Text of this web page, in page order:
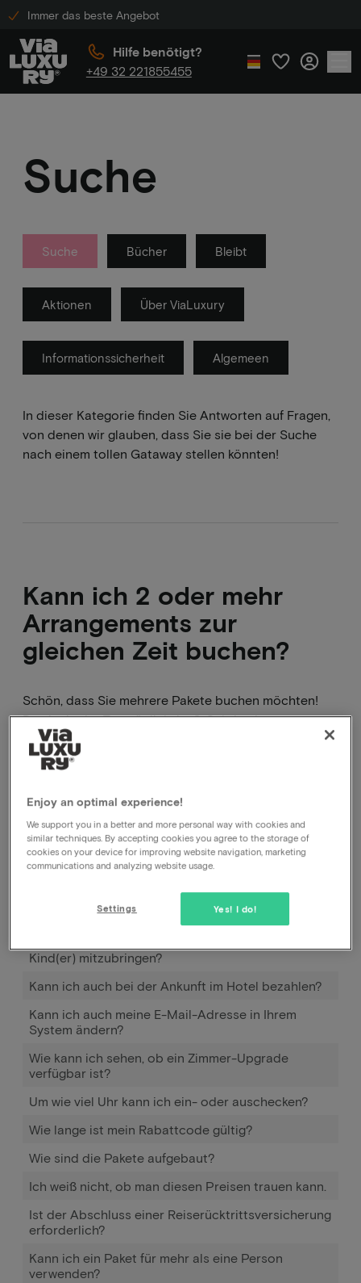
Immer das beste Angebot
Hilfe benötigt?
+49 32 221855455
Suche
Suche Bücher Bleibt
Aktionen Über ViaLuxury
Informationssicherheit Algemeen
In dieser Kategorie finden Sie Antworten auf Fragen,
von denen wir glauben, dass Sie sie bei der Suche
nach einem tollen Gataway stellen könnten!
Wann und wie kann ich Pay later nutzen?
Kind(er) mitzubringen?
Kann ich auch bei der Ankunft im Hotel bezahlen?
Kann ich auch meine E-Mail-Adresse in Ihrem
System ändern?
Wie kann ich sehen, ob ein Zimmer-Upgrade
verfügbar ist?
Um wie viel Uhr kann ich ein- oder auschecken?
Wie lange ist mein Rabattcode gültig?
Wie sind die Pakete aufgebaut?
Ich weiß nicht, ob man diesen Preisen trauen kann.
Ist der Abschluss einer Reiserücktrittsversicherung
erforderlich?
Kann ich ein Paket für mehr als eine Person
verwenden?
Kann ich 2 oder mehr
Arrangements zur
gleichen Zeit buchen?
Schön, dass Sie mehrere Pakete buchen möchten!
Das ist in der Tat möglich, im 2. Schritt des
Buchungsprozesses können Sie so viele Zimmer zu
Ihrer Buchung hinzufügen, wie verfügbar sind.
zusätzliches Paket für 2 Personen, das Sie
hinzufügen.
Enjoy an optimal experience!
We support you in a better and more personal way with cookies and
similar techniques. By accepting cookies you agree to the storage of
cookies on your device for improving website navigation, marketing
communications and analyzing website usage.
Yes! I do!
Settings